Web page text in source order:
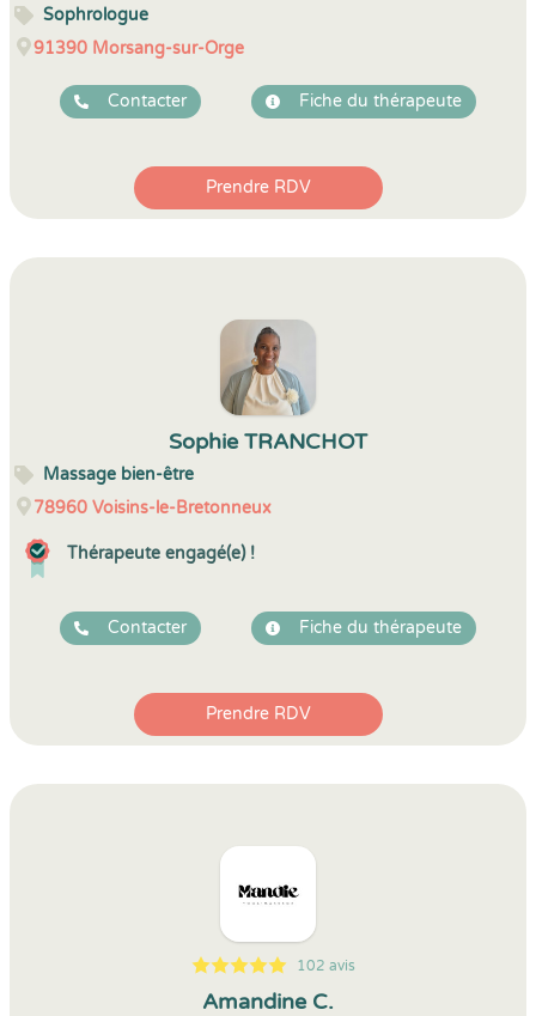
Sophrologue
91390 Morsang-sur-Orge
Contacter Fiche du thérapeute
Prendre RDV
Sophie TRANCHOT
Massage bien-être
78960 Voisins-le-Bretonneux
Thérapeute engagé(e) !
Contacter Fiche du thérapeute
Prendre RDV
5
1
5
102 102 avis
Amandine C.